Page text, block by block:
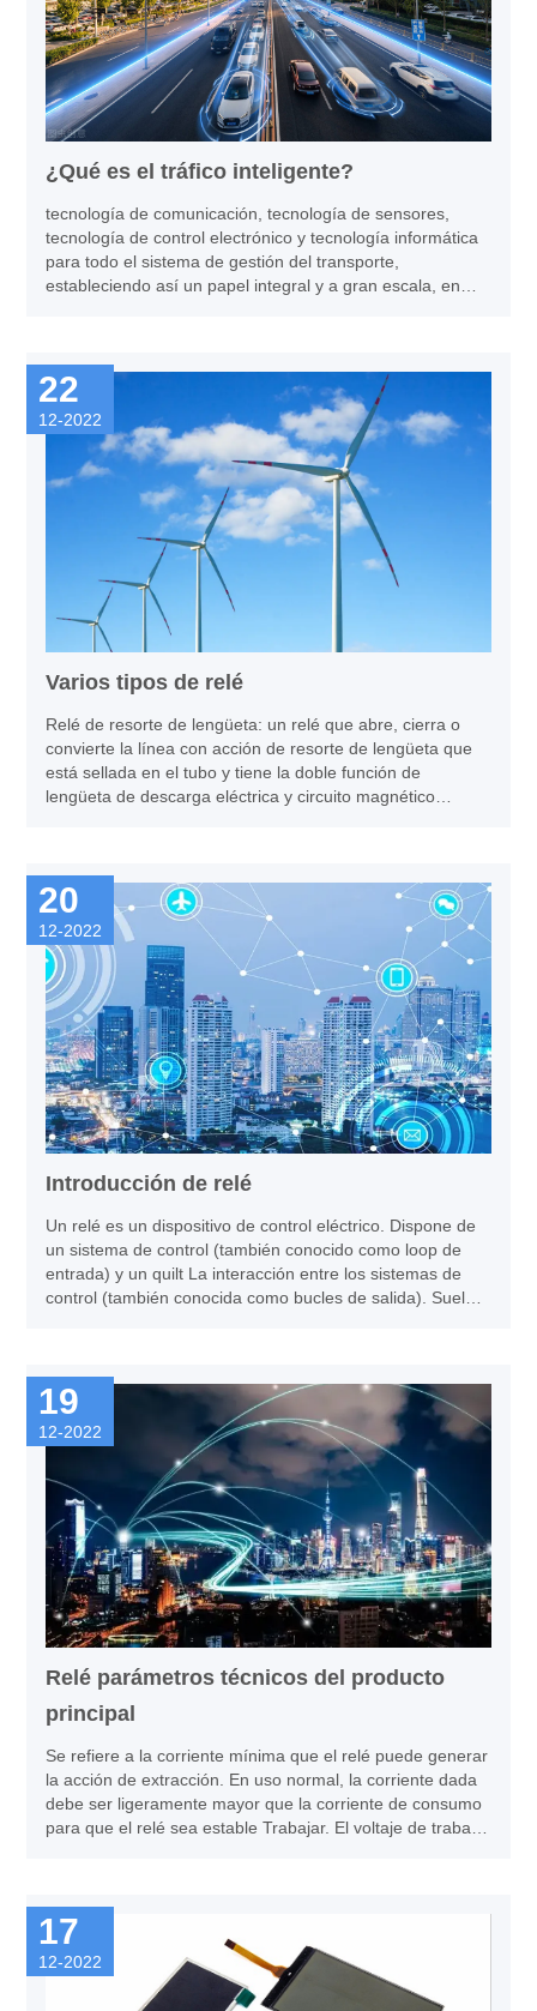
¿Qué es el tráfico inteligente?
tecnología de comunicación, tecnología de sensores,
tecnología de control electrónico y tecnología informática
para todo el sistema de gestión del transporte,
estableciendo así un papel integral y a gran escala, en
22
12-2022
Varios tipos de relé
Relé de resorte de lengüeta: un relé que abre, cierra o
convierte la línea con acción de resorte de lengüeta que
está sellada en el tubo y tiene la doble función de
lengüeta de descarga eléctrica y circuito magnético
20
12-2022
Introducción de relé
Un relé es un dispositivo de control eléctrico. Dispone de
un sistema de control (también conocido como loop de
entrada) y un quilt La interacción entre los sistemas de
control (también conocida como bucles de salida). Suele
19
12-2022
Relé parámetros técnicos del producto
principal
Se refiere a la corriente mínima que el relé puede generar
la acción de extracción. En uso normal, la corriente dada
debe ser ligeramente mayor que la corriente de consumo
para que el relé sea estable Trabajar. El voltaje de trabajo
17
12-2022